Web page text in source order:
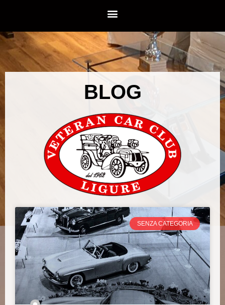
BLOG
SENZA CATEGORIA